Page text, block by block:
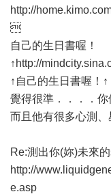
http://

自己的生日書喔！
↑http://
↑自己的生日書喔！↑
覺得很準．．．．你
而且他有很多心測、
Re:測出你(妳)未來
http://
e.asp